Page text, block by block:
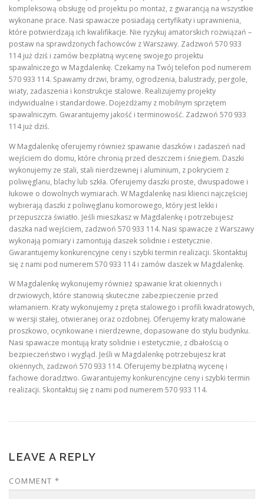
kompleksową obsługę od projektu po montaż, z gwarancją na wszystkie
wykonane prace. Nasi spawacze posiadają certyfikaty i uprawnienia,
które potwierdzają ich kwalifikacje. Nie ryzykuj amatorskich rozwiązań –
postaw na sprawdzonych fachowców z Warszawy. Zadzwoń 570 933
114 już dziś i zamów bezpłatną wycenę swojego projektu
spawalniczego w Magdalenkę. Czekamy na Twój telefon pod numerem
570 933 114. Spawamy drzwi, bramy, ogrodzenia, balustrady, pergole,
wiaty, zadaszenia i konstrukcje stalowe. Realizujemy projekty
indywidualne i standardowe. Dojeżdżamy z mobilnym sprzętem
spawalniczym. Gwarantujemy jakość i terminowość. Zadzwoń 570 933
114 już dziś.
W Magdalenkę oferujemy również spawanie daszków i zadaszeń nad
wejściem do domu, które chronią przed deszczem i śniegiem. Daszki
wykonujemy ze stali, stali nierdzewnej i aluminium, z pokryciem z
poliwęglanu, blachy lub szkła. Oferujemy daszki proste, dwuspadowe i
łukowe o dowolnych wymiarach. W Magdalenkę nasi klienci najczęściej
wybierają daszki z poliwęglanu komorowego, który jest lekki i
przepuszcza światło. Jeśli mieszkasz w Magdalenkę i potrzebujesz
daszka nad wejściem, zadzwoń 570 933 114. Nasi spawacze z Warszawy
wykonają pomiary i zamontują daszek solidnie i estetycznie.
Gwarantujemy konkurencyjne ceny i szybki termin realizacji. Skontaktuj
się z nami pod numerem 570 933 114 i zamów daszek w Magdalenkę.
W Magdalenkę wykonujemy również spawanie krat okiennych i
drzwiowych, które stanowią skuteczne zabezpieczenie przed
włamaniem. Kraty wykonujemy z pręta stalowego i profili kwadratowych,
w wersji stałej, otwieranej oraz ozdobnej. Oferujemy kraty malowane
proszkowo, ocynkowane i nierdzewne, dopasowane do stylu budynku.
Nasi spawacze montują kraty solidnie i estetycznie, z dbałością o
bezpieczeństwo i wygląd. Jeśli w Magdalenkę potrzebujesz krat
okiennych, zadzwoń 570 933 114. Oferujemy bezpłatną wycenę i
fachowe doradztwo. Gwarantujemy konkurencyjne ceny i szybki termin
realizacji. Skontaktuj się z nami pod numerem 570 933 114.
LEAVE A REPLY
COMMENT *